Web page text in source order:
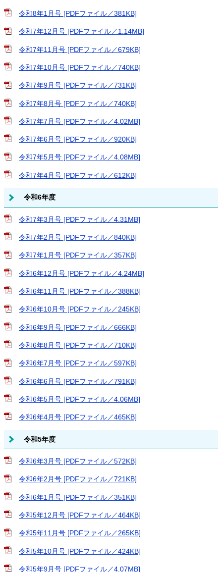
令和8年1月号 [PDFファイル／381KB]
令和7年12月号 [PDFファイル／1.14MB]
令和7年11月号 [PDFファイル／679KB]
令和7年10月号 [PDFファイル／740KB]
令和7年9月号 [PDFファイル／731KB]
令和7年8月号 [PDFファイル／740KB]
令和7年7月号 [PDFファイル／4.02MB]
令和7年6月号 [PDFファイル／920KB]
令和7年5月号 [PDFファイル／4.08MB]
令和7年4月号 [PDFファイル／612KB]
令和6年度
令和7年3月号 [PDFファイル／4.31MB]
令和7年2月号 [PDFファイル／840KB]
令和7年1月号 [PDFファイル／357KB]
令和6年12月号 [PDFファイル／4.24MB]
令和6年11月号 [PDFファイル／388KB]
令和6年10月号 [PDFファイル／245KB]
令和6年9月号 [PDFファイル／666KB]
令和6年8月号 [PDFファイル／710KB]
令和6年7月号 [PDFファイル／597KB]
令和6年6月号 [PDFファイル／791KB]
令和6年5月号 [PDFファイル／4.06MB]
令和6年4月号 [PDFファイル／465KB]
令和5年度
令和6年3月号 [PDFファイル／572KB]
令和6年2月号 [PDFファイル／721KB]
令和6年1月号 [PDFファイル／351KB]
令和5年12月号 [PDFファイル／464KB]
令和5年11月号 [PDFファイル／265KB]
令和5年10月号 [PDFファイル／424KB]
令和5年9月号 [PDFファイル／4.07MB]